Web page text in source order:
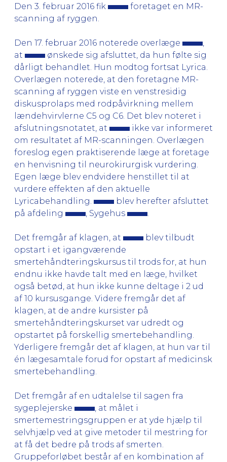
Den 3. februar 2016 fik
foretaget en MR-
scanning af ryggen.
Den 17. februar 2016 noterede overlæge
at
ønskede sig afsluttet, da hun følte sig
dårligt behandlet. Hun modtog fortsat Lyrica.
Overlægen noterede, at den foretagne MR-
scanning af ryggen viste en venstresidig
diskusprolaps med rodpåvirkning mellem
lændehvirvlerne C5 og C6. Det blev noteret i
afslutningsnotatet, at
ikke var informeret
om resultatet af MR-scanningen. Overlægen
foreslog egen praktiserende læge at foretage
en henvisning til neurokirurgisk vurdering.
Egen læge blev endvidere henstillet til at
vurdere effekten af den aktuelle
Lyricabehandling.
blev herefter afsluttet
på afdeling
, Sygehus
Det fremgår af klagen, at
blev tilbudt
opstart i et igangværende
smertehåndteringskursus til trods for, at hun
endnu ikke havde talt med en læge, hvilket
også betød, at hun ikke kunne deltage i 2 ud
af 10 kursusgange. Videre fremgår det af
klagen, at de andre kursister på
smertehåndteringskurset var udredt og
opstartet på forskellig smertebehandling.
Yderligere fremgår det af klagen, at hun var til
én lægesamtale forud for opstart af medicinsk
smertebehandling.
Det fremgår af en udtalelse til sagen fra
sygeplejerske
, at målet i
smertemestringsgruppen er at yde hjælp til
selvhjælp ved at give metoder til mestring for
at få det bedre på trods af smerten.
Gruppeforløbet består af en kombination af